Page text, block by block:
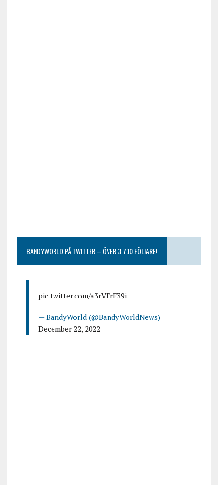
BANDYWORLD PÅ TWITTER – ÖVER 3 700 FÖLJARE!
pic.twitter.com/a3rVFrF39i
— BandyWorld (@BandyWorldNews)
December 22, 2022